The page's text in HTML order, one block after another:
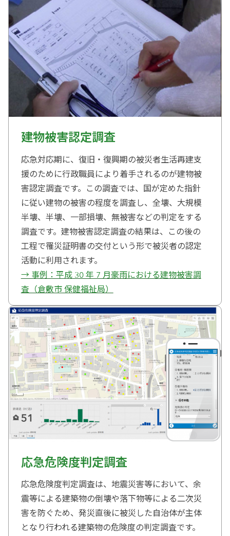
建物被害認定調査
応急対応期に、復旧・復興期の被災者生活再建支
援のために行政職員により着手されるのが建物被
害認定調査です。この調査では、国が定めた指針
に従い建物の被害の程度を調査し、全壊、大規模
半壊、半壊、一部損壊、無被害などの判定をする
調査です。建物被害認定調査の結果は、この後の
工程で罹災証明書の交付という形で被災者の認定
活動に利用されます。
→ 事例：平成 30 年 7 月豪雨における建物被害調
査（倉敷市 保健福祉局）
応急危険度判定調査
応急危険度判定調査は、地震災害等において、余
震等による建築物の倒壊や落下物等による二次災
害を防ぐため、発災直後に被災した自治体が主体
となり行われる建築物の危険度の判定調査です。